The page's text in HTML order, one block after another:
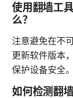
使用翻墙工
么？
注意避免在不
更新软件版本
保护设备安全。
如何检测翻